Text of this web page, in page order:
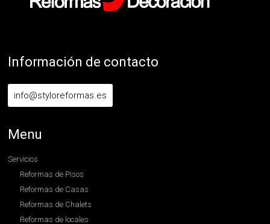
Información de contacto
info@styloreformas.es
Menu
Servicios
Reformas de Pisos
Reformas de Casas
Reformas de Chalets
Reformas de locales